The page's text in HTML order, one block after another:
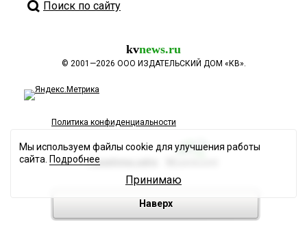
Поиск по сайту
kvnews.ru
© 2001—2026 ООО ИЗДАТЕЛЬСКИЙ ДОМ «КВ».
Политика конфиденциальности
Разработка сайта
Наверх
Мы используем файлы cookie для улучшения работы
сайта. Подробнее
Принимаю